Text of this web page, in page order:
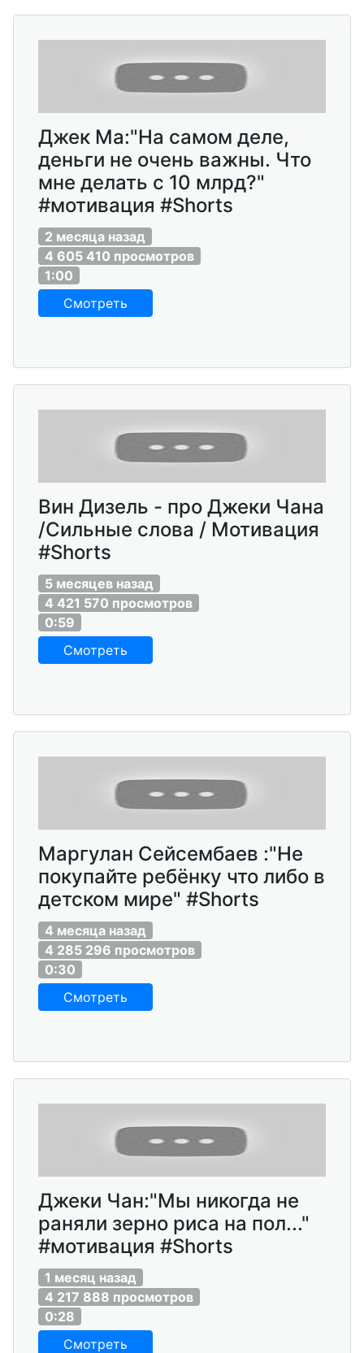
Джек Ма:"На самом деле,
деньги не очень важны. Что
мне делать с 10 млрд?"
#мотивация #Shorts
2 месяца назад
4 605 410 просмотров
1:00
Смотреть
Вин Дизель - про Джеки Чана
/Сильные слова / Мотивация
#Shorts
5 месяцев назад
4 421 570 просмотров
0:59
Смотреть
Маргулан Сейсембаев :"Не
покупайте ребёнку что либо в
детском мире" #Shorts
4 месяца назад
4 285 296 просмотров
0:30
Смотреть
Джеки Чан:"Мы никогда не
раняли зерно риса на пол..."
#мотивация #Shorts
1 месяц назад
4 217 888 просмотров
0:28
Смотреть